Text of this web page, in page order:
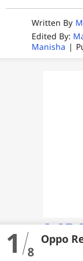
वीडियो
वेब स्टोरी
Written By
Edited By:
Manisha |
1 8
Oppo